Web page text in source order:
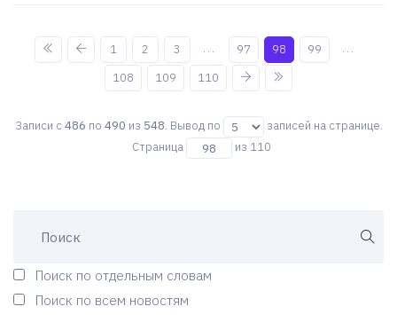
1 2 3 ... 97 98 99
...
108
109 110
Записи с486 по 490 из 548. Вывод по
записей на странице.
Страница
из 110
Поиск по отдельным словам
Поиск по всем новостям